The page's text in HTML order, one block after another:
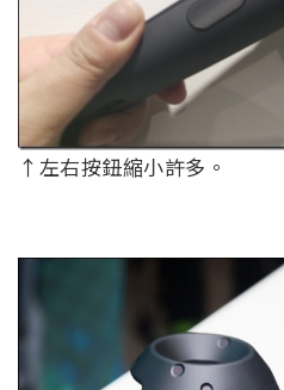
↑左右按鈕縮小許多。